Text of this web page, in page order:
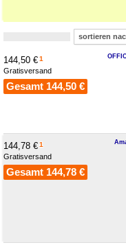
sortieren
144,50 €1
Gratisversand
Gesamt 144,50 €
144,78 €1
Gratisversand
Gesamt 144,78 €